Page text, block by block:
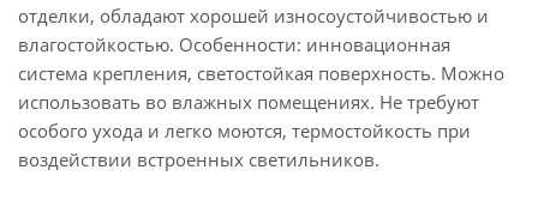
отделки, обладают хорошей износоустойчивостью и
влагостойкостью. Особенности: инновационная
система крепления, светостойкая поверхность. Можно
использовать во влажных помещениях. Не требуют
особого ухода и легко моются, термостойкость при
воздействии встроенных светильников.